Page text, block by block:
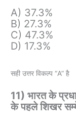
A) 37.3%
B) 27.3%
C) 47.3%
D) 17.3%
सही उत्तर विकल्प “A” है
11) भारत के
के पहले शिखर